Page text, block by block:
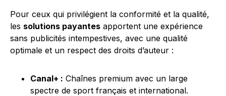
Pour ceux qui privilégient la conformité et la qualité,
les solutions payantes apportent une expérience
sans publicités intempestives, avec une qualité
optimale et un respect des droits d’auteur :
Canal+ : Chaînes premium avec un large
spectre de sport français et international.